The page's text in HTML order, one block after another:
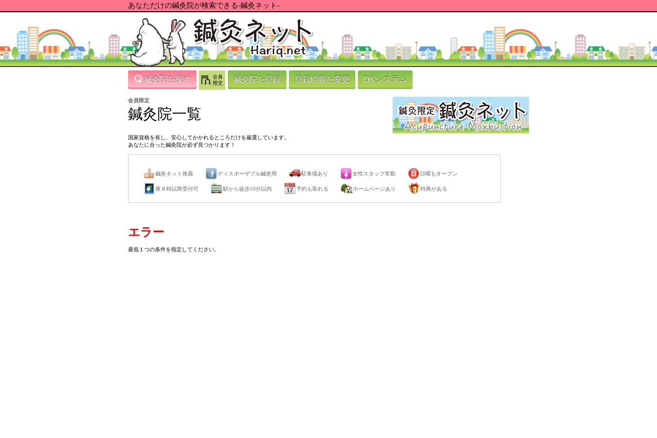
あなただけの鍼灸院が検索できる-鍼灸ネット-
鍼灸院を探す 鍼灸院を登録 登録情報を変更 DKシステム
会員限定
鍼灸院一覧
国家資格を有し、安心してかかれるところだけを厳選しています。
あなたに合った鍼灸院が必ず見つかります！
鍼灸ネット推薦 ディスポーザブル鍼使用 駐車場あり 女性スタッフ常勤 日曜もオープン
夜８時以降受付可 駅から徒歩10分以内 予約も取れる ホームページあり 特典がある
エラー
最低１つの条件を指定してください。